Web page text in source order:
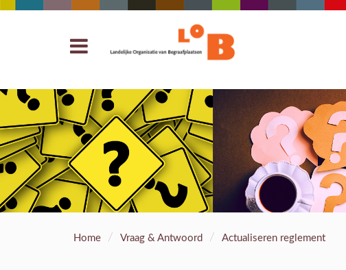
Home / Vraag & Antwoord / Actualiseren reglement